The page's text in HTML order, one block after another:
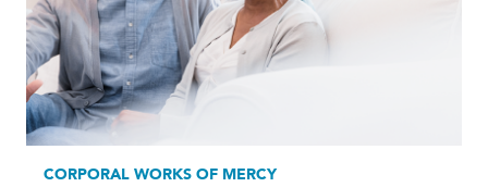
CORPORAL WORKS OF MERCY